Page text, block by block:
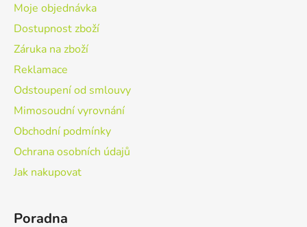
Moje objednávka
Dostupnost zboží
Záruka na zboží
Reklamace
Odstoupení od smlouvy
Mimosoudní vyrovnání
Obchodní podmínky
Ochrana osobních údajů
Jak nakupovat
Poradna